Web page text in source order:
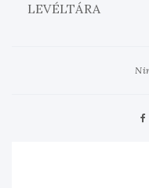
LEVÉLTÁRA